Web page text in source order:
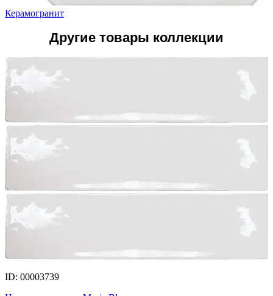
Керамогранит
Другие товары коллекции
ID: 00003739